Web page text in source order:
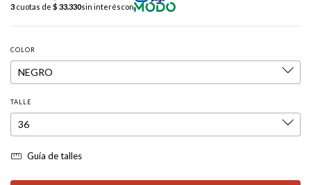
COLOR
TALLE
Guía de talles